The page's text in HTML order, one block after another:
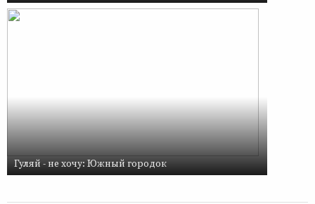
Гуляй - не хочу: Южный городок